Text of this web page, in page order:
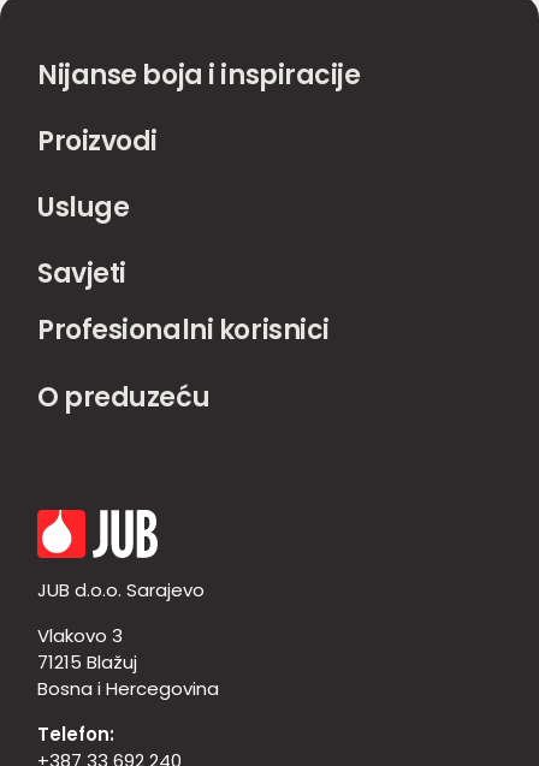
Nijanse boja i inspiracije
Proizvodi
Usluge
Savjeti
Profesionalni korisnici
O preduzeću
JUB d.o.o. Sarajevo
Vlakovo 3
71215 Blažuj
Bosna i Hercegovina
Telefon:
+387 33 692 240